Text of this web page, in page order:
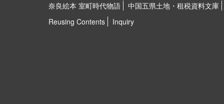
奈良絵本 室町時代物語 中国五県土地・租税資料文庫
Reusing Contents
Inquiry